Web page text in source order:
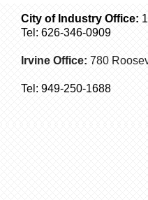
City of Industry Office:
Tel: 626-346-0909
Irvine Office: 780
Tel: 949-250-1688